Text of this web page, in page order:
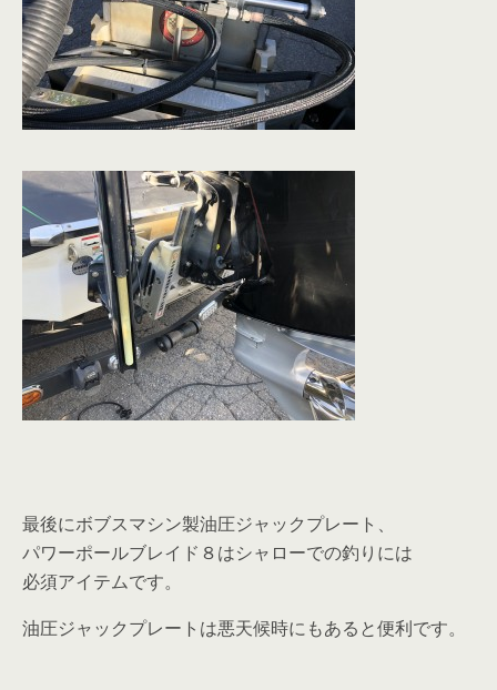
最後にボブスマシン製油圧ジャックプレート、
パワーポールブレイド８はシャローでの釣りには
必須アイテムです。
油圧ジャックプレートは悪天候時にもあると便利です。